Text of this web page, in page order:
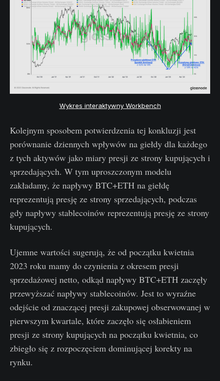
Wykres interaktywny Workbench
Kolejnym sposobem potwierdzenia tej konkluzji jest
porównanie dziennych wpływów na giełdy dla każdego
z tych aktywów jako miary presji ze strony kupujących i
sprzedających. W tym uproszczonym modelu
zakładamy, że napływy BTC+ETH na giełdę
reprezentują presję ze strony sprzedających, podczas
gdy napływy stablecoinów reprezentują presję ze strony
kupujących.
Ujemne wartości sugerują, że od początku kwietnia
2023 roku mamy do czynienia z okresem presji
sprzedażowej netto, odkąd napływy BTC+ETH zaczęły
przewyższać napływy stablecoinów. Jest to wyraźne
odejście od znaczącej presji zakupowej obserwowanej w
pierwszym kwartale, które zaczęło się osłabieniem
presji ze strony kupujących na początku kwietnia, co
zbiegło się z rozpoczęciem dominującej korekty na
rynku.